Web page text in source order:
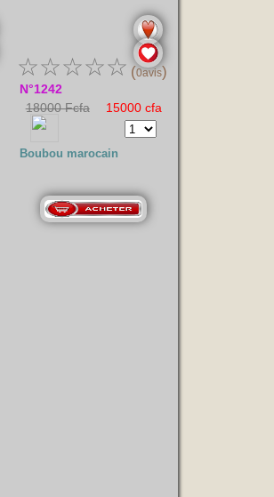
☆☆☆☆☆ (0avis)
N°1242
18000 Fcfa
15000 cfa
Boubou marocain